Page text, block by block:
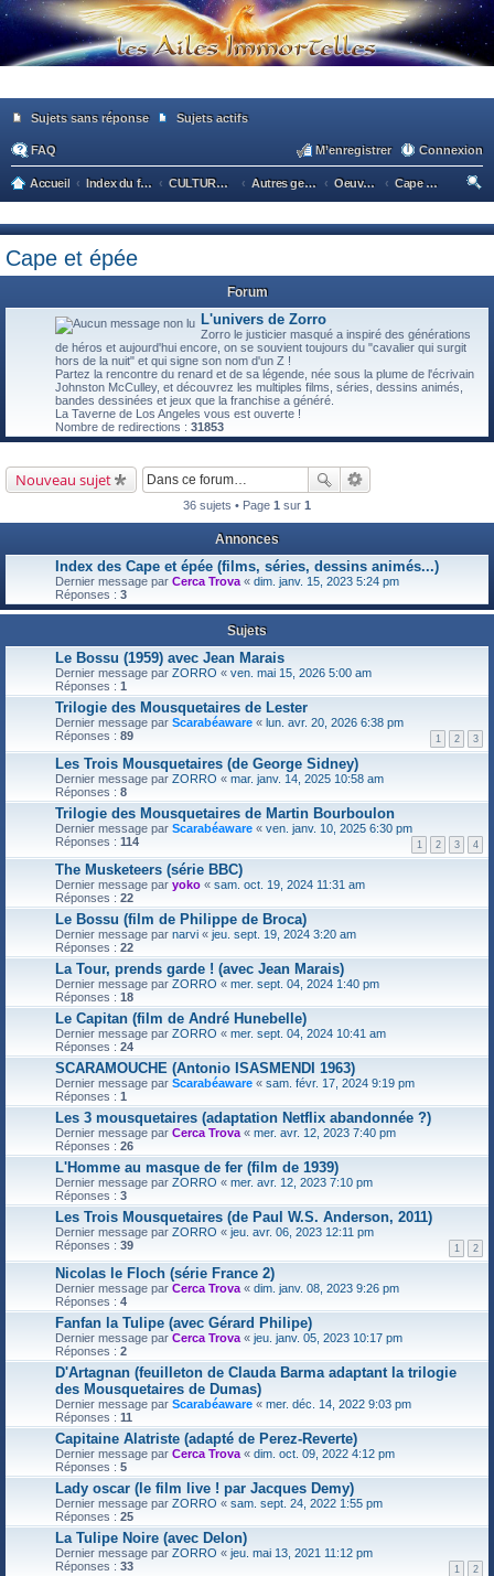
Sujets sans réponse Sujets actifs
FAQ Connexion
M’enregistrer
Accueil Index du forum CULTURE POPULAIRE / CULTURE GENERALE Autres genres de la pop culture Oeuvres et Fictions historiques
Cape et épée
he
Cape et épée
Forum
L'univers de Zorro
Zorro le justicier masqué a inspiré des générations
de héros et aujourd'hui encore, on se souvient toujours du "cavalier qui surgit
hors de la nuit" et qui signe son nom d'un Z !
Partez la rencontre du renard et de sa légende, née sous la plume de l'écrivain
Johnston McCulley, et découvrez les multiples films, séries, dessins animés,
bandes dessinées et jeux que la franchise a généré.
La Taverne de Los Angeles vous est ouverte !
Nombre de redirections : 31853
Nouveau sujet
36 sujets • Page 1 sur 1
Annonces
Index des Cape et épée (films, séries, dessins animés...)
Dernier message par Cerca Trova « dim. janv. 15, 2023 5:24 pm
Réponses : 3
Sujets
Le Bossu (1959) avec Jean Marais
Dernier message par ZORRO « ven. mai 15, 2026 5:00 am
Réponses : 1
Trilogie des Mousquetaires de Lester
Dernier message par Scarabéaware « lun. avr. 20, 2026 6:38 pm
Réponses : 89 1 2 3
Les Trois Mousquetaires (de George Sidney)
Dernier message par ZORRO « mar. janv. 14, 2025 10:58 am
Réponses : 8
Trilogie des Mousquetaires de Martin Bourboulon
Dernier message par Scarabéaware « ven. janv. 10, 2025 6:30 pm
Réponses : 114 1 2 3 4
The Musketeers (série BBC)
Dernier message par yoko « sam. oct. 19, 2024 11:31 am
Réponses : 22
Le Bossu (film de Philippe de Broca)
Dernier message par narvi « jeu. sept. 19, 2024 3:20 am
Réponses : 22
La Tour, prends garde ! (avec Jean Marais)
Dernier message par ZORRO « mer. sept. 04, 2024 1:40 pm
Réponses : 18
Le Capitan (film de André Hunebelle)
Dernier message par ZORRO « mer. sept. 04, 2024 10:41 am
Réponses : 24
SCARAMOUCHE (Antonio ISASMENDI 1963)
Dernier message par Scarabéaware « sam. févr. 17, 2024 9:19 pm
Réponses : 1
Les 3 mousquetaires (adaptation Netflix abandonnée ?)
Dernier message par Cerca Trova « mer. avr. 12, 2023 7:40 pm
Réponses : 26
L'Homme au masque de fer (film de 1939)
Dernier message par ZORRO « mer. avr. 12, 2023 7:10 pm
Réponses : 3
Les Trois Mousquetaires (de Paul W.S. Anderson, 2011)
Dernier message par ZORRO « jeu. avr. 06, 2023 12:11 pm
Réponses : 39 1 2
Nicolas le Floch (série France 2)
Dernier message par Cerca Trova « dim. janv. 08, 2023 9:26 pm
Réponses : 4
Fanfan la Tulipe (avec Gérard Philipe)
Dernier message par Cerca Trova « jeu. janv. 05, 2023 10:17 pm
Réponses : 2
D'Artagnan (feuilleton de Clauda Barma adaptant la trilogie
des Mousquetaires de Dumas)
Dernier message par Scarabéaware « mer. déc. 14, 2022 9:03 pm
Réponses : 11
Capitaine Alatriste (adapté de Perez-Reverte)
Dernier message par Cerca Trova « dim. oct. 09, 2022 4:12 pm
Réponses : 5
Lady oscar (le film live ! par Jacques Demy)
Dernier message par ZORRO « sam. sept. 24, 2022 1:55 pm
Réponses : 25
La Tulipe Noire (avec Delon)
Dernier message par ZORRO « jeu. mai 13, 2021 11:12 pm
Réponses : 33 1 2